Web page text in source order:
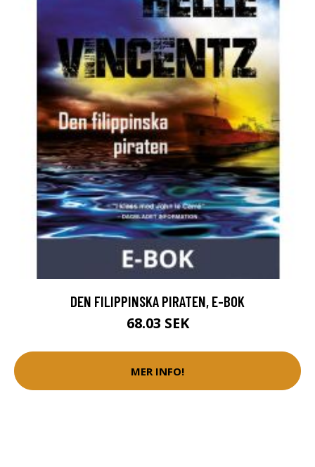
DEN FILIPPINSKA PIRATEN, E-BOK
68.03 SEK
MER INFO!